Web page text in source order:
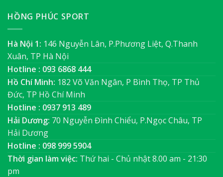
HỒNG PHÚC SPORT
Hà Nội 1: 146 Nguyễn Lân, P.Phương Liệt, Q.Thanh
Xuân, TP Hà Nội
Hotline : 093 6868 444
Hồ Chí Minh: 182 Võ Văn Ngân, P Bình Thọ, TP Thủ
Đức, TP Hồ Chí Minh
Hotline : 0937 913 489
Hải Dương: 70 Nguyễn Đình Chiểu, P.Ngọc Châu, TP
Hải Dương
Hotline : 098 999 5904
Thời gian làm việc: Thứ hai - Chủ nhật 8.00 am - 21:30
pm